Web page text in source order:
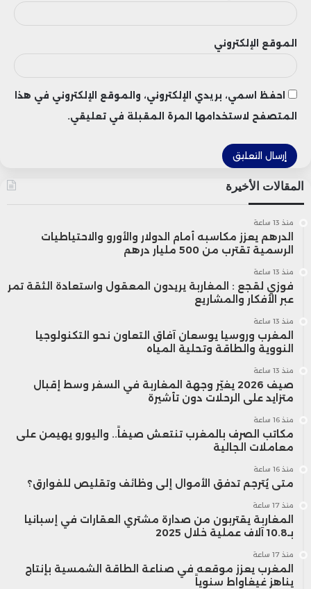
مخزونات النفط الأمريكية، حيث من المقرر أن
يعلن معهد البترول الأمريكي تقريره الأولي في
من إدارة معلومات الطاقة الأمريكية يوم
مستويات الطلب والمعروض في أكبر سوق
نفطية عالميًا.
الموقع الإلكتروني
احفظ اسمي، بريدي الإلكتروني، والموقع الإلكتروني في هذا
المتصفح لاستخدامها المرة المقبلة في تعليقي.
المقالات الأخيرة
منذ 13 ساعة
الدرهم يعزز مكاسبه أمام الدولار والأورو والاحتياطيات
الرسمية تقترب من 500 مليار درهم
منذ 13 ساعة
فوزي لقجع : المغاربة يريدون المعقول واستعادة الثقة تمر
عبر الأفكار والمشاريع
منذ 13 ساعة
المغرب وروسيا يوسعان آفاق التعاون نحو التكنولوجيا
النووية والطاقة وتحلية المياه
منذ 13 ساعة
صيف 2026 يغيّر وجهة المغاربة في السفر وسط إقبال
متزايد على الرحلات دون تأشيرة
منذ 16 ساعة
مكاتب الصرف بالمغرب تنتعش صيفاً.. واليورو يهيمن على
معاملات الجالية
منذ 16 ساعة
متى يُترجم تدفق الأموال إلى وظائف وتقليص للفوارق؟
منذ 17 ساعة
المغاربة يقتربون من صدارة مشتري العقارات في إسبانيا
بـ10.8 آلاف عملية خلال 2025
منذ 17 ساعة
المغرب يعزز موقعه في صناعة الطاقة الشمسية بإنتاج
يناهز غيغاواط سنوياً